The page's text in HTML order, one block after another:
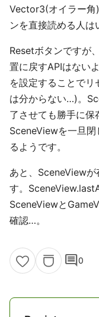
Vector3(オイラー角
ンを直接読める人は
Resetボタンですが
置に戻すAPIはない
を設定することで
は分からない…)。
了させても勝手に保
SceneViewを一旦
るようです。
あと、SceneView
す。
SceneViewと
確認…。
comment0